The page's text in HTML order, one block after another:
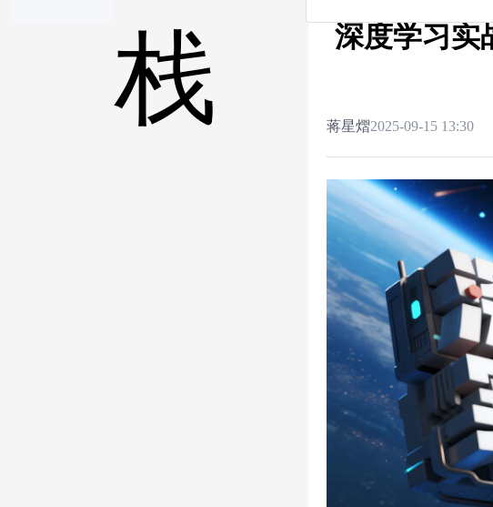
栈
深度学习实
蒋星熠2025-09-15 13:30